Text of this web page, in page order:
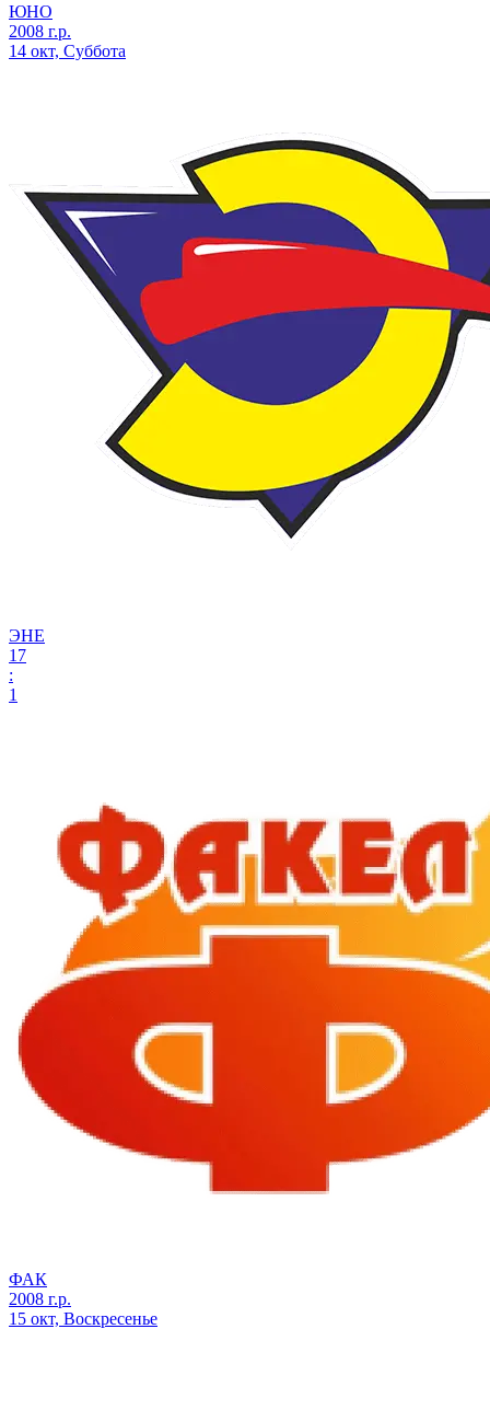
ЮНО
2008 г.р.
14 окт, Суббота
ЭНЕ
17
:
1
ФАК
2008 г.р.
15 окт, Воскресенье